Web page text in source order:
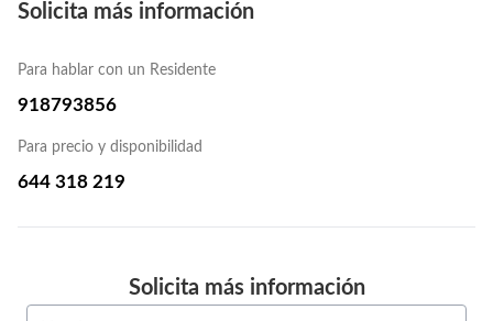
Solicita más información
Para hablar con un Residente
918793856
Para precio y disponibilidad
644 318 219
Solicita más información